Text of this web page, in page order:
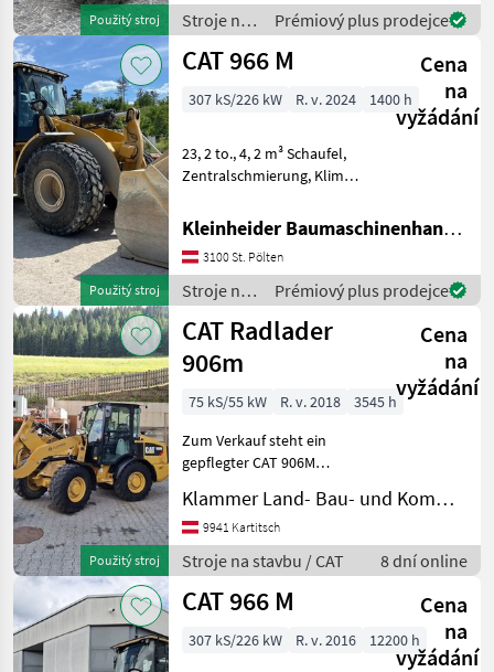
Kramer
JCB
Liebherr
Volvo
Zobrazit
všech
49
MODEL
906
M
908
M
966
M
MARKETPLACE
Marketplace
Nabídky
prodejců
Inzeráty
Použitý stroj
Stroje na
stavbu /
CAT
Prémiový plus prodejce
Použitý stroj
CAT 966 M
Cena
na
vyžádání
307 kS/226 kW R. v. 2024 1400 h
23, 2 to., 4, 2 m³ Schaufel,
Zentralschmierung, Klima,
Schwingungsdämpfung
Stroje na stavbu Čelný
nakladač
Kleinheider Baumaschinenhandel GmbH.
3100 St. Pölten
Stroje na
stavbu /
CAT
Prémiový plus prodejce
Použitý stroj
CAT Radlader
906m
Cena
na
vyžádání
75 kS/55 kW R. v. 2018
3545 h
Zum Verkauf steht ein
gepflegter CAT 906M
Baujahr 2018 mit 75 PS (55
kW) und 3.545
Betriebsstunden. Die
Maschine überzeugt durch
ihre komp
Klammer Land- Bau- und Kommunaltechnik
9941 Kartitsch
Stroje na stavbu / CAT 8 dní online
CAT 966 M
Cena
na
vyžádání
307 kS/226 kW R. v. 2016 12200 h